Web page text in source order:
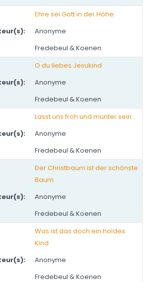
Ehre sei Gott in der Höhe
Anonyme
Fredebeul & Koenen
O du liebes Jesukind
Anonyme
Fredebeul & Koenen
Lasst uns froh und munter sein
Anonyme
Fredebeul & Koenen
Der Christbaum ist der schönste
Baum
Anonyme
Fredebeul & Koenen
Was ist das doch ein holdes
Kind
Anonyme
Fredebeul & Koenen